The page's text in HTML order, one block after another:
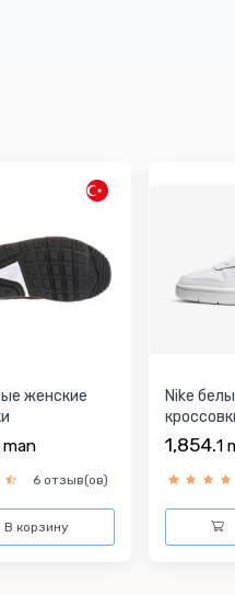
женские
man
6 отзыв(ов)
В корзину
Nike
1,854.1